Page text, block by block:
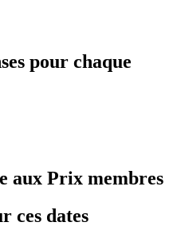
pour chaque
aux Prix membres
ces dates